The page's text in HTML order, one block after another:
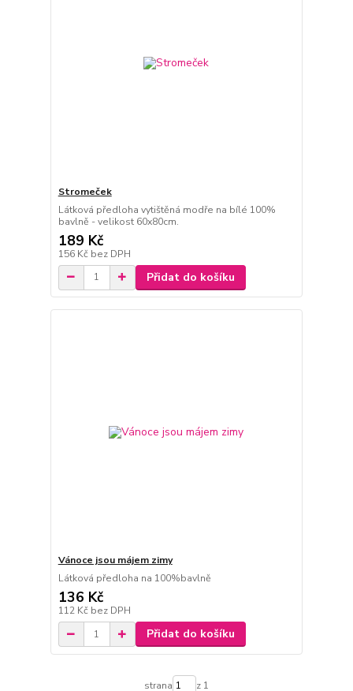
Stromeček
Látková předloha vytištěná modře na bílé 100%
bavlně - velikost 60x80cm.
189 Kč
156 Kč bez DPH
Přidat do košíku
Vánoce jsou májem zimy
Látková předloha na 100%bavlně
136 Kč
112 Kč bez DPH
Přidat do košíku
strana z 1